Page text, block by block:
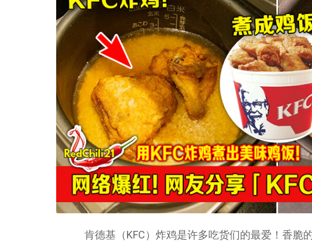
肯德基（KFC）炸鸡是许多吃货们的最爱！香脆